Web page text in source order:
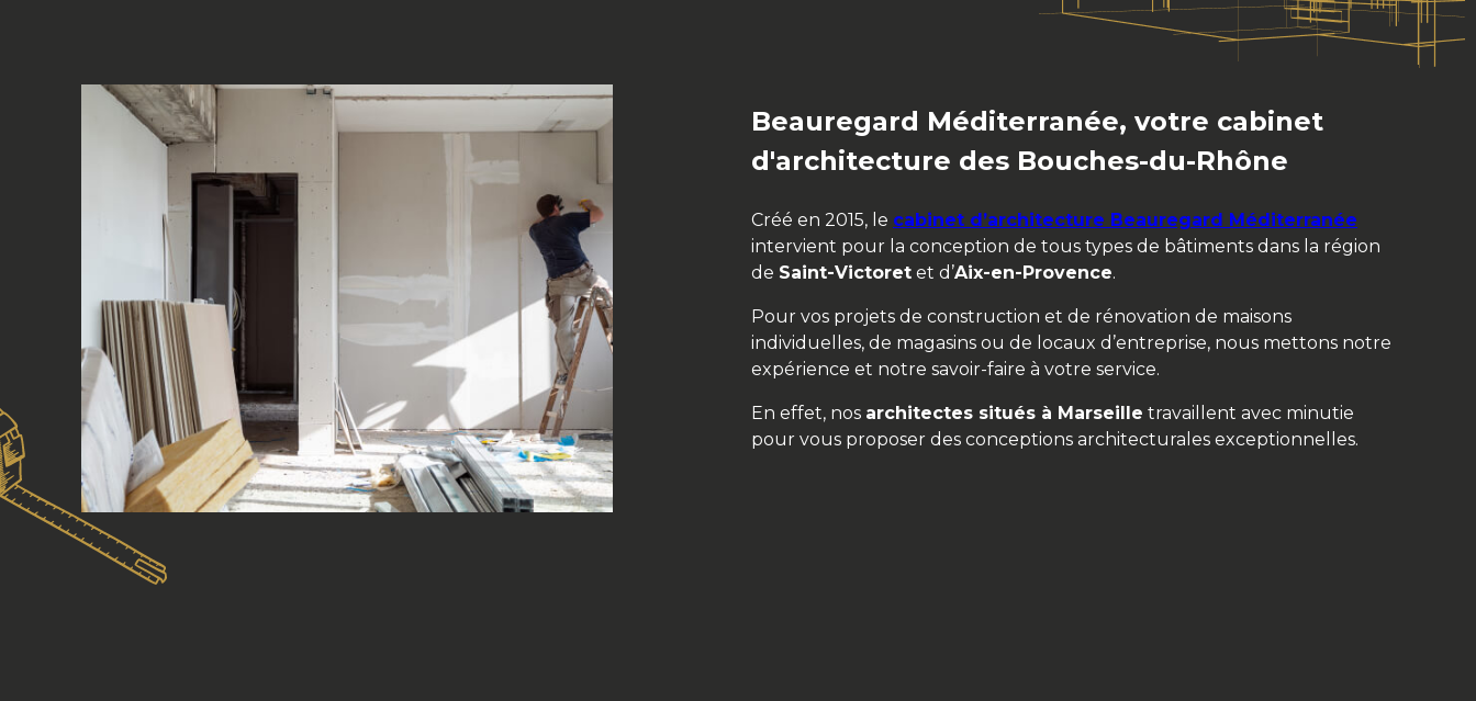
Beauregard Méditerranée, votre cabinet
d'architecture des Bouches-du-Rhône
Créé en 2015, le cabinet d’architecture Beauregard Méditerranée
intervient pour la conception de tous types de bâtiments dans la région
de Saint-Victoretet d’Aix-en-Provence.
Pour vos projets de construction et de rénovation de maisons
individuelles, de magasins ou de locaux d’entreprise, nous mettons notre
expérience et notre savoir-faire à votre service.
En effet, nos architectes situés à Marseille travaillent avec minutie
pour vous proposer des conceptions architecturales exceptionnelles.